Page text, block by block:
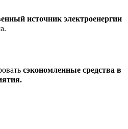
источник электроенергии
сэкономленные средства в